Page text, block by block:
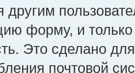
форму, и
Это сделано
почтовой